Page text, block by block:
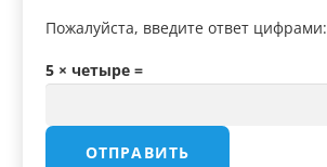
Пожалуйста, введите ответ цифрами:
5 × четыре =